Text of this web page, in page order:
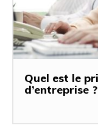
Quel est le
d’entreprise ?